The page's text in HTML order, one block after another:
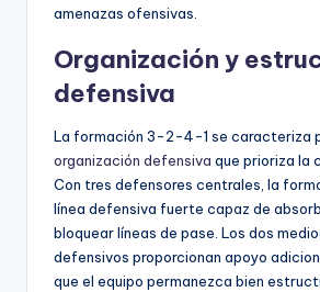
amenazas ofensivas.
Organización y
defensiva
La formación 3-2-4-1 se caracteriza
organización defensiva que prioriza la
Con tres defensores centrales, la
línea defensiva fuerte capaz de
bloquear líneas de pase. Los dos
defensivos proporcionan apoyo
que el equipo permanezca bien